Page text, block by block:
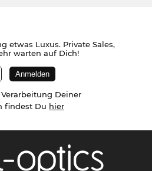
etwas Luxus. Private Sales,
warten auf Dich!
Deiner
findest Du hier